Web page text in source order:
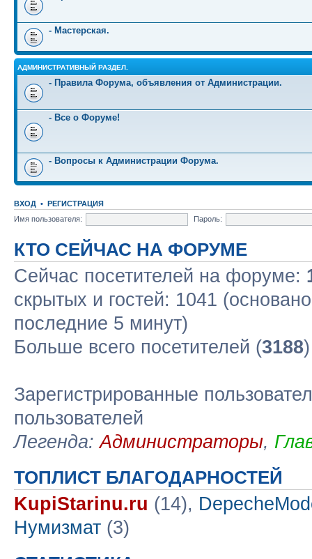
- Мастерская.
АДМИНИСТРАТИВНЫЙ РАЗДЕЛ.
- Правила Форума, объявления от Администрации.
- Все о Форуме!
- Вопросы к Администрации Форума.
ВХОД • РЕГИСТРАЦИЯ
Имя пользователя:
Пароль:
КТО СЕЙЧАС НА ФОРУМЕ
Сейчас посетителей на форуме:
скрытых и гостей: 1041
последние 5 минут)
Больше всего посетителей (3188
Зарегистрированные
пользователей
Легенда:Администраторы,
ТОПЛИСТ БЛАГОДАРНОСТЕЙ
KupiStarinu.ru (14),
Нумизмат (3)